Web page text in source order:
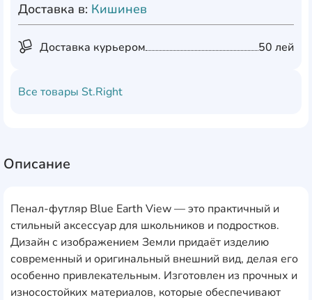
Доставка в: Кишинев
Доставка курьером 50 лей
Все товары St.Right
Описание
Пенал-футляр Blue Earth View — это практичный и
стильный аксессуар для школьников и подростков.
Дизайн с изображением Земли придаёт изделию
современный и оригинальный внешний вид, делая его
особенно привлекательным. Изготовлен из прочных и
износостойких материалов, которые обеспечивают